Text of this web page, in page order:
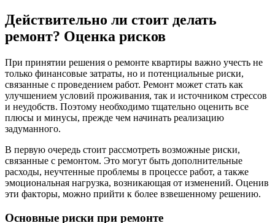
Действительно ли стоит делать
ремонт? Оценка рисков
При принятии решения о ремонте квартиры важно учесть не
только финансовые затраты, но и потенциальные риски,
связанные с проведением работ. Ремонт может стать как
улучшением условий проживания, так и источником стрессов
и неудобств. Поэтому необходимо тщательно оценить все
плюсы и минусы, прежде чем начинать реализацию
задуманного.
В первую очередь стоит рассмотреть возможные риски,
связанные с ремонтом. Это могут быть дополнительные
расходы, неучтенные проблемы в процессе работ, а также
эмоциональная нагрузка, возникающая от изменений. Оценив
эти факторы, можно прийти к более взвешенному решению.
Основные риски при ремонте